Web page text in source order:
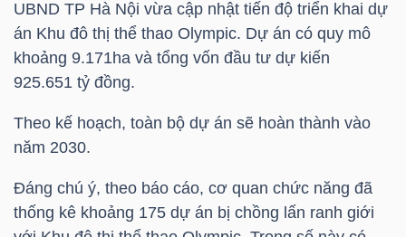
UBND TP Hà Nội vừa cập nhật tiến độ triển khai dự
án Khu đô thị thể thao Olympic. Dự án có quy mô
khoảng 9.171ha và tổng vốn đầu tư dự kiến
925.651 tỷ đồng.
Theo kế hoạch, toàn bộ dự án sẽ hoàn thành vào
năm 2030.
Đáng chú ý, theo báo cáo, cơ quan chức năng đã
thống kê khoảng 175 dự án bị chồng lấn ranh giới
ĐỘNG
SẢN
TÀI
CHÍNH